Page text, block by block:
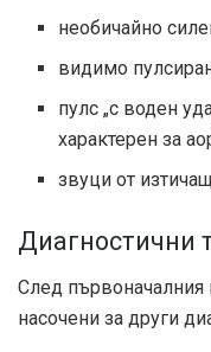
необичайно
видимо
пулс „с воден
характерен за
звуци от
Диагностични
След
насочени за други